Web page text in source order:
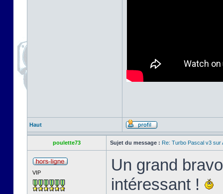
Haut
poulette73 Sujet du message : Re: Turbo Pascal v3 sur
VIP
Un grand
intéressant !